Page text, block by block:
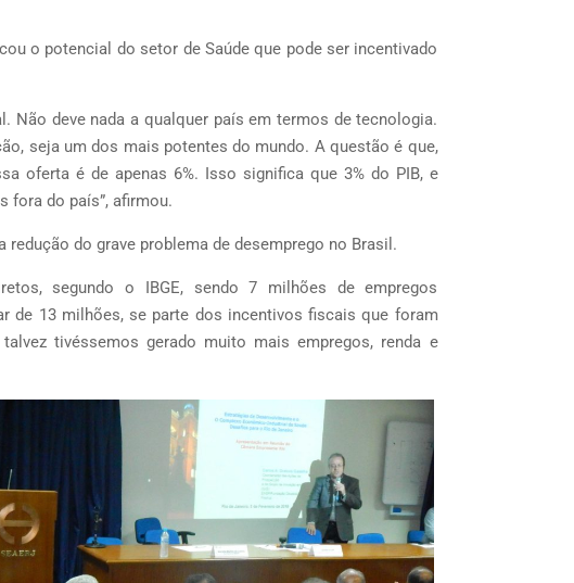
o potencial do setor de Saúde que pode ser incentivado
Não deve nada a qualquer país em termos de tecnologia.
seja um dos mais potentes do mundo. A questão é que,
oferta é de apenas 6%. Isso significa que 3% do PIB, e
fora do país”, afirmou.
do grave problema de desemprego no Brasil.
segundo o IBGE, sendo 7 milhões de empregos
de 13 milhões, se parte dos incentivos fiscais que foram
tivéssemos gerado muito mais empregos, renda e